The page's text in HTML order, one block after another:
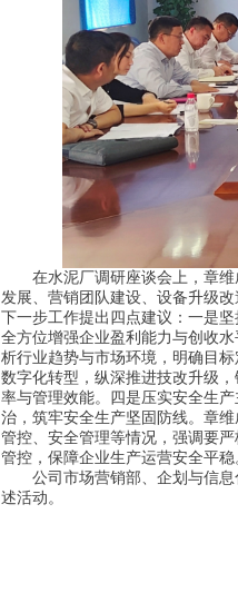
在水泥厂调研座谈会上，章维
发展、营销团队建设、设备升级
下一步工作提出四点建议： 一是
全方位增强企业盈利能力与创收水
析行业趋势与市场环境，明确目
数字化转型 ，纵深推进技改升级
率与管理效能。
四是压实安全生
治，筑牢安全生产坚固防线。 章维
管控、安全管理等情况，强调要
管控，保障企业生产运营安全平稳
公司市场营销部、企划与信息
述活动。